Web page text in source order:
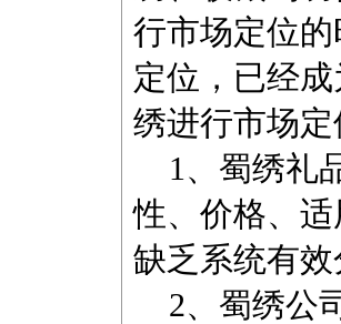
行市场定位
定位，已经
绣进行市场
1、蜀绣礼
性、价格、
缺乏系统有
2、蜀绣公